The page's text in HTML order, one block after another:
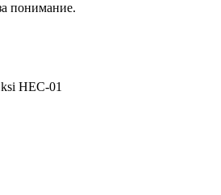
понимание.
HEC-01